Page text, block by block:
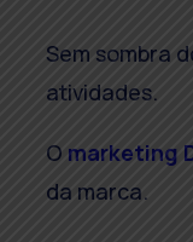
Sem sombra
atividades.
O marketing
da marca.